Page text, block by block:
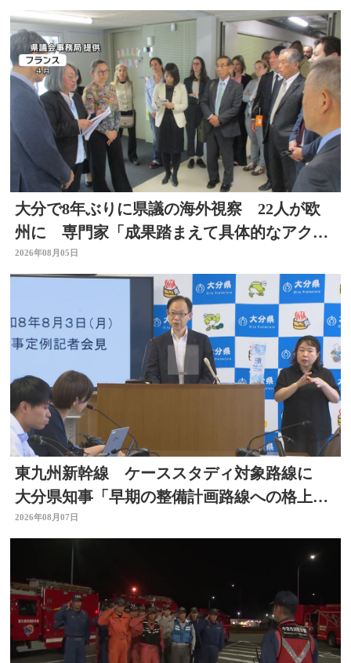
大分で8年ぶりに県議の海外視察 22人が欧
州に 専門家「成果踏まえて具体的なアクシ
ョン必要」
2026年08月05日
東九州新幹線 ケーススタディ対象路線に
大分県知事「早期の整備計画路線への格上げ
に期待」
2026年08月07日